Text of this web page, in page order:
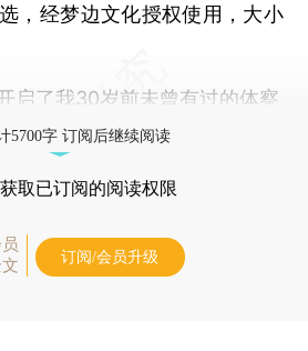
经梦边文化授权使用，大小
启了我30岁前未曾有过的体察
5700字 订阅后继续阅读
取已订阅的阅读权限
订阅/会员升级